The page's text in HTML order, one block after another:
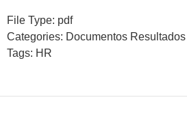
File Type: pdf
Categories: Documentos
Tags: HR